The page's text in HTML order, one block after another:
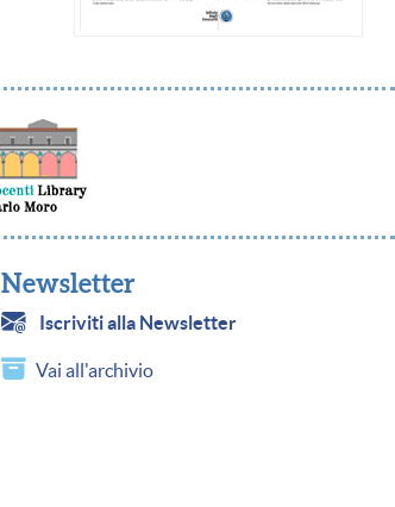
Newsletter
Iscriviti alla Newsletter
Vai all'archivio